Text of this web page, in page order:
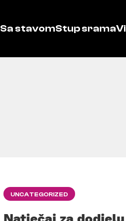
Sa stavomStup srama
UNCATEGORIZED